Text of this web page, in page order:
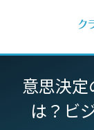
意思決
は？ ビ